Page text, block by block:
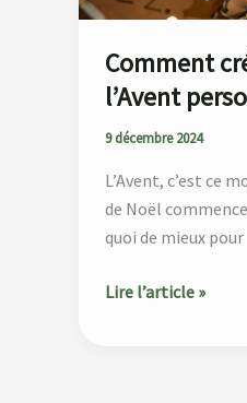
Comment
l’Avent
9 décembre 2024
L’Avent, c’est ce
de Noël
quoi de mieux pour
Lire l’article »